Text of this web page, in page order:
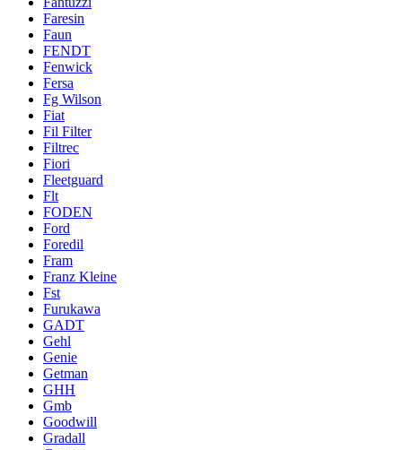
Faresin
Faun
FENDT
Fenwick
Fersa
Fg Wilson
Fiat
Fil Filter
Filtrec
Fiori
Fleetguard
Flt
FODEN
Ford
Foredil
Fram
Franz Kleine
Fst
Furukawa
GADT
Gehl
Genie
Getman
GHH
Gmb
Goodwill
Gradall